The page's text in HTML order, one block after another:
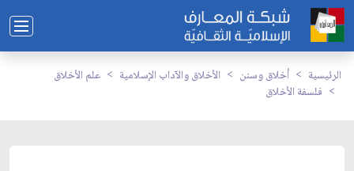
الرئيسية أخلاق وسنن الأخلاق والآداب الإسلامية
علم الأخلاق
فلسفة الأخلاق